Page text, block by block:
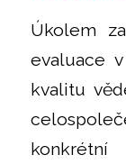
Úkolem
evaluace
kvalitu